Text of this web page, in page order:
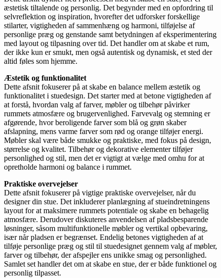
æstetisk tiltalende og personlig. Det begynder med en opfordring til
selvreflektion og inspiration, hvorefter det udforsker forskellige
stilarter, vigtigheden af sammenhæng og harmoni, tilføjelse af
personlige præg og genstande samt betydningen af eksperimentering
med layout og tilpasning over tid. Det handler om at skabe et rum,
der ikke kun er smukt, men også autentisk og dynamisk, et sted der
altid føles som hjemme.
Æstetik og funktionalitet
Dette afsnit fokuserer på at skabe en balance mellem æstetik og
funktionalitet i stuedesign. Det starter med at betone vigtigheden af
at forstå, hvordan valg af farver, møbler og tilbehør påvirker
rummets atmosfære og brugervenlighed. Farvevalg og stemning er
afgørende, hvor beroligende farver som blå og grøn skaber
afslapning, mens varme farver som rød og orange tilføjer energi.
Møbler skal være både smukke og praktiske, med fokus på design,
størrelse og kvalitet. Tilbehør og dekorative elementer tilføjer
personlighed og stil, men det er vigtigt at vælge med omhu for at
opretholde harmoni og balance i rummet.
Praktiske overvejelser
Dette afsnit fokuserer på vigtige praktiske overvejelser, når du
designer din stue. Det inkluderer planlægning af stueindretningens
layout for at maksimere rummets potentiale og skabe en behagelig
atmosfære. Derudover diskuteres anvendelsen af pladsbesparende
løsninger, såsom multifunktionelle møbler og vertikal opbevaring,
især når pladsen er begrænset. Endelig betones vigtigheden af at
tilføje personlige præg og stil til stuedesignet gennem valg af møbler,
farver og tilbehør, der afspejler ens unikke smag og personlighed.
Samlet set handler det om at skabe en stue, der er både funktionel og
personlig tilpasset.